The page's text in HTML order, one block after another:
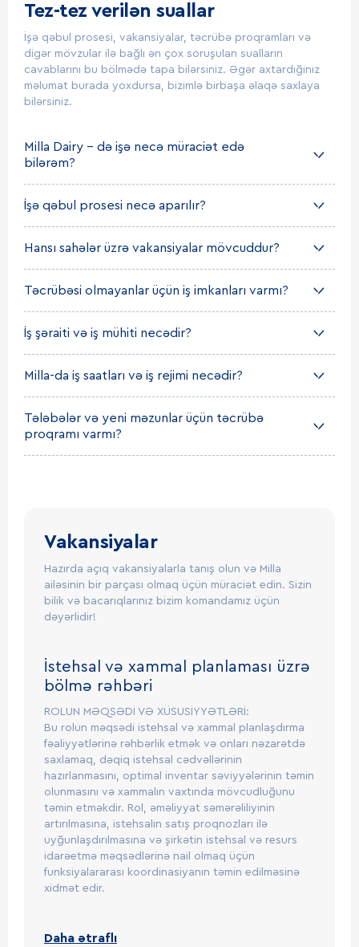
Tez-tez verilən suallar
İşə qəbul prosesi, vakansiyalar, təcrübə proqramları və
digər mövzular ilə bağlı ən çox soruşulan sualların
cavablarını bu bölmədə tapa bilərsiniz. Əgər axtardığınız
məlumat burada yoxdursa, bizimlə birbaşa əlaqə saxlaya
bilərsiniz.
Milla Dairy – də işə necə müraciət edə
bilərəm?
İşə qəbul prosesi necə aparılır?
Hansı sahələr üzrə vakansiyalar mövcuddur?
Təcrübəsi olmayanlar üçün iş imkanları varmı?
İş şəraiti və iş mühiti necədir?
Milla-da iş saatları və iş rejimi necədir?
Tələbələr və yeni məzunlar üçün təcrübə
proqramı varmı?
Vakansiyalar
Hazırda açıq vakansiyalarla tanış olun və Milla
ailəsinin bir parçası olmaq üçün müraciət edin. Sizin
bilik və bacarıqlarınız bizim komandamız üçün
dəyərlidir!
İstehsal və xammal planlaması üzrə
bölmə rəhbəri
ROLUN MƏQSƏDİ VƏ XÜSUSİYYƏTLƏRİ:
Bu rolun məqsədi istehsal və xammal planlaşdırma
fəaliyyətlərinə rəhbərlik etmək və onları nəzarətdə
saxlamaq, dəqiq istehsal cədvəllərinin
hazırlanmasını, optimal inventar səviyyələrinin təmin
olunmasını və xammalın vaxtında mövcudluğunu
təmin etməkdir. Rol, əməliyyat səmərəliliyinin
artırılmasına, istehsalın satış proqnozları ilə
uyğunlaşdırılmasına və şirkətin istehsal və resurs
idarəetmə məqsədlərinə nail olmaq üçün
funksiyalararası koordinasiyanın təmin edilməsinə
xidmət edir.
Daha ətraflı